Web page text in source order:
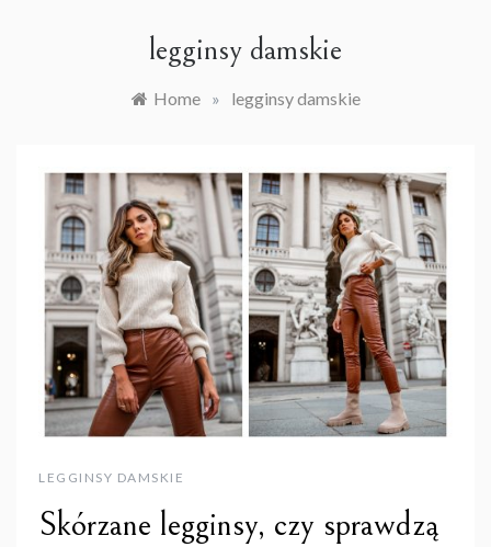
legginsy damskie
Home » legginsy damskie
LEGGINSY DAMSKIE
Skórzane legginsy, czy sprawdzą